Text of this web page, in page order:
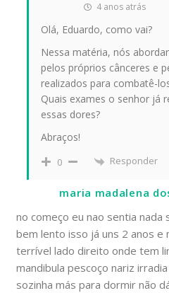
4 anos atrás
Olá, Eduardo, como vai?
Nessa matéria, nós
pelos próprios cânceres e
realizados para combatê-
Quais exames o senhor já
essas dores?
Abraços!
0 Responder
maria madalena
no começo eu nao sentia nada
bem lento isso já uns 2 anos e
terrível lado direito onde tem
mandibula pescoço nariz
sozinha más para dormir não